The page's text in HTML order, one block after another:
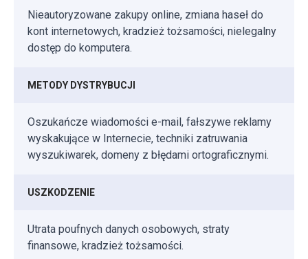
Nieautoryzowane zakupy online, zmiana haseł do
kont internetowych, kradzież tożsamości, nielegalny
dostęp do komputera.
METODY DYSTRYBUCJI
Oszukańcze wiadomości e-mail, fałszywe reklamy
wyskakujące w Internecie, techniki zatruwania
wyszukiwarek, domeny z błędami ortograficznymi.
USZKODZENIE
Utrata poufnych danych osobowych, straty
finansowe, kradzież tożsamości.